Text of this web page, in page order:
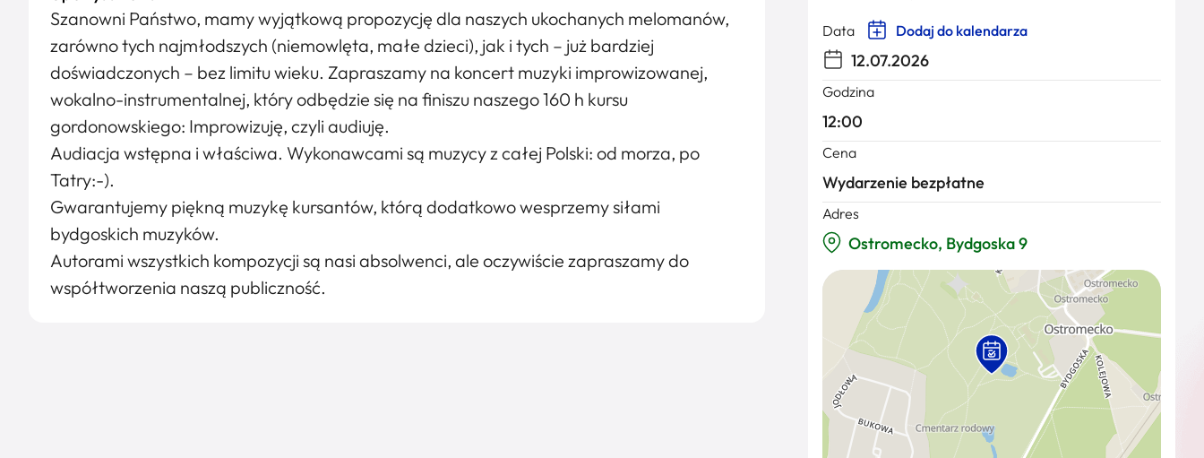
Szanowni Państwo, mamy wyjątkową propozycję dla naszych ukochanych melomanów,
zarówno tych najmłodszych (niemowlęta, małe dzieci), jak i tych – już bardziej
doświadczonych – bez limitu wieku. Zapraszamy na koncert muzyki improwizowanej,
wokalno-instrumentalnej, który odbędzie się na finiszu naszego 160 h kursu
gordonowskiego: Improwizuję, czyli audiuję.
Audiacja wstępna i właściwa. Wykonawcami są muzycy z całej Polski: od morza, po
Tatry:-).
Gwarantujemy piękną muzykę kursantów, którą dodatkowo wesprzemy siłami
bydgoskich muzyków.
Autorami wszystkich kompozycji są nasi absolwenci, ale oczywiście zapraszamy do
współtworzenia naszą publiczność.
Data Dodaj do kalendarza
12.07.2026
Godzina
12:00
Cena
Wydarzenie bezpłatne
Adres
Ostromecko, Bydgoska 9